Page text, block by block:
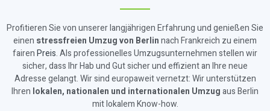
Profitieren Sie von unserer langjährigen Erfahrung und genießen Sie
einen stressfreien Umzug von Berlinnach Frankreich zu einem
fairenPreis. Als professionelles Umzugsunternehmen stellen wir
sicher, dass Ihr Hab und Gut sicher und effizient an Ihre neue
Adresse gelangt. Wir sind europaweit vernetzt: Wir unterstützen
Ihren lokalen, nationalen und internationalen Umzugaus Berlin
mit lokalem Know-how.